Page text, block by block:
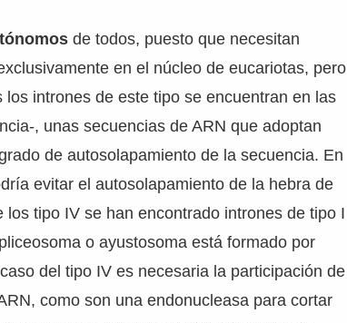
de todos, puesto que necesitan
en el núcleo de eucariotas, pero
intrones de este tipo se encuentran en las
, unas secuencias de ARN que adoptan
de autosolapamiento de la secuencia. En
evitar el autosolapamiento de la hebra de
tipo IV se han encontrado intrones de tipo I
o ayustosoma está formado por
del tipo IV es necesaria la participación de
como son una endonucleasa para cortar